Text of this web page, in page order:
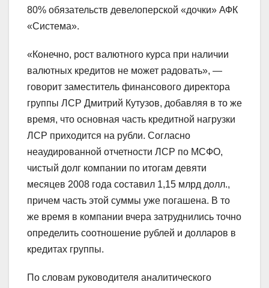
80% обязательств девелоперской «дочки» АФК
«Система».
«Конечно, рост валютного курса при наличии
валютных кредитов не может радовать», —
говорит заместитель финансового директора
группы ЛСР Дмитрий Кутузов, добавляя в то же
время, что основная часть кредитной нагрузки
ЛСР приходится на рубли. Согласно
неаудированной отчетности ЛСР по МСФО,
чистый долг компании по итогам девяти
месяцев 2008 года составил 1,15 млрд долл.,
причем часть этой суммы уже погашена. В то
же время в компании вчера затруднились точно
определить соотношение рублей и долларов в
кредитах группы.
По словам руководителя аналитического